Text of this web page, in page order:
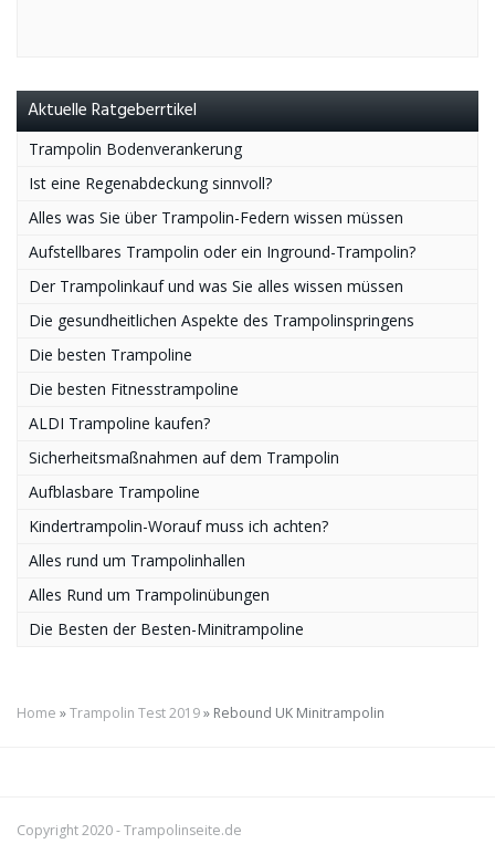
Aktuelle Ratgeberrtikel
Trampolin Bodenverankerung
Ist eine Regenabdeckung sinnvoll?
Alles was Sie über Trampolin-Federn wissen müssen
Aufstellbares Trampolin oder ein Inground-Trampolin?
Der Trampolinkauf und was Sie alles wissen müssen
Die gesundheitlichen Aspekte des Trampolinspringens
Die besten Trampoline
Die besten Fitnesstrampoline
ALDI Trampoline kaufen?
Sicherheitsmaßnahmen auf dem Trampolin
Aufblasbare Trampoline
Kindertrampolin-Worauf muss ich achten?
Alles rund um Trampolinhallen
Alles Rund um Trampolinübungen
Die Besten der Besten-Minitrampoline
Home »Trampolin Test 2019» Rebound UK Minitrampolin
Copyright 2020 -Trampolinseite.de